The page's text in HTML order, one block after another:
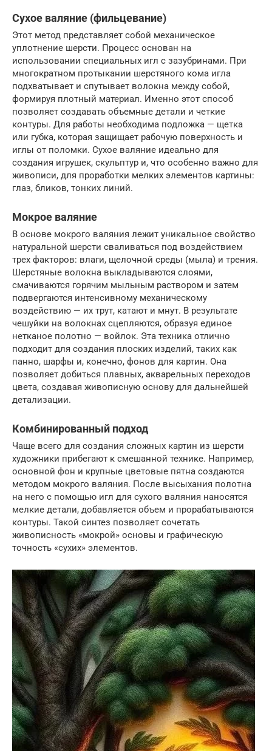
Сухое валяние (фильцевание)
Этот метод представляет собой механическое
уплотнение шерсти. Процесс основан на
использовании специальных игл с зазубринами. При
многократном протыкании шерстяного кома игла
подхватывает и спутывает волокна между собой,
формируя плотный материал. Именно этот способ
позволяет создавать объемные детали и четкие
контуры. Для работы необходима подложка — щетка
или губка, которая защищает рабочую поверхность и
иглы от поломки. Сухое валяние идеально для
создания игрушек, скульптур и, что особенно важно для
живописи, для проработки мелких элементов картины:
глаз, бликов, тонких линий.
Мокрое валяние
В основе мокрого валяния лежит уникальное свойство
натуральной шерсти сваливаться под воздействием
трех факторов: влаги, щелочной среды (мыла) и трения.
Шерстяные волокна выкладываются слоями,
смачиваются горячим мыльным раствором и затем
подвергаются интенсивному механическому
воздействию — их трут, катают и мнут. В результате
чешуйки на волокнах сцепляются, образуя единое
нетканое полотно — войлок. Эта техника отлично
подходит для создания плоских изделий, таких как
панно, шарфы и, конечно, фонов для картин. Она
позволяет добиться плавных, акварельных переходов
цвета, создавая живописную основу для дальнейшей
детализации.
Комбинированный подход
Чаще всего для создания сложных картин из шерсти
художники прибегают к смешанной технике. Например,
основной фон и крупные цветовые пятна создаются
методом мокрого валяния. После высыхания полотна
на него с помощью игл для сухого валяния наносятся
мелкие детали, добавляется объем и прорабатываются
контуры. Такой синтез позволяет сочетать
живописность «мокрой» основы и графическую
точность «сухих» элементов.